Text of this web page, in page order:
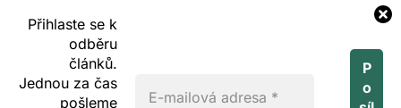
Přihlaste se k
odběru
článků.
Jednou za čas
pošleme
procesu. Krátká odpověď zní: NIJAK!